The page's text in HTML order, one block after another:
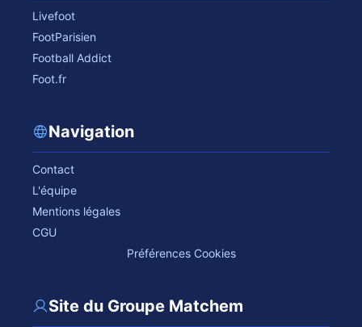
Livefoot
FootParisien
Football Addict
Foot.fr
Navigation
Contact
L'équipe
Mentions légales
CGU
Préférences Cookies
Site du Groupe Matchem